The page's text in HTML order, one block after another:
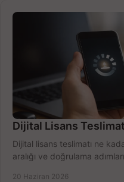
Dijital Lisans
Dijital lisans teslimatı ne
aralığı ve doğrulama
20 Haziran 2026